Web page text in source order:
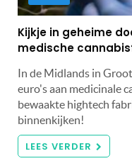
Kijkje in geheime
medische
In de Midlands in
euro's aan medicinale
bewaakte hightech
binnenkijken!
LEES VERDER